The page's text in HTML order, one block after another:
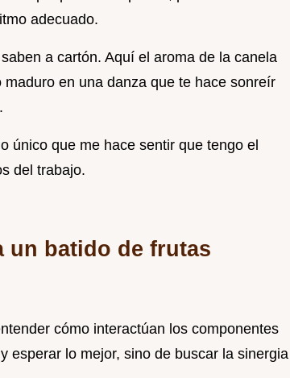
adecuado.
a cartón. Aquí el aroma de la canela
en una danza que te hace sonreír
único que me hace sentir que tengo el
del trabajo.
un batido de frutas
cómo interactúan los componentes
esperar lo mejor, sino de buscar la sinergia